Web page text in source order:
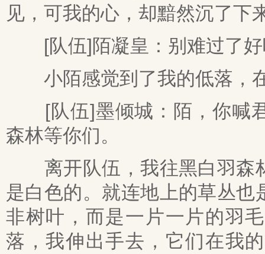
见，可我的心，却黯然沉了下
[队伍]陌凝皇：别难过了好
小陌感觉到了我的低落，
[队伍]墨倾城：陌，你喊君
森林等你们。
离开队伍，我往黑白羽森
是白色的。就连地上的草丛
非树叶，而是一片一片的羽
落，我伸出手去，它们在我